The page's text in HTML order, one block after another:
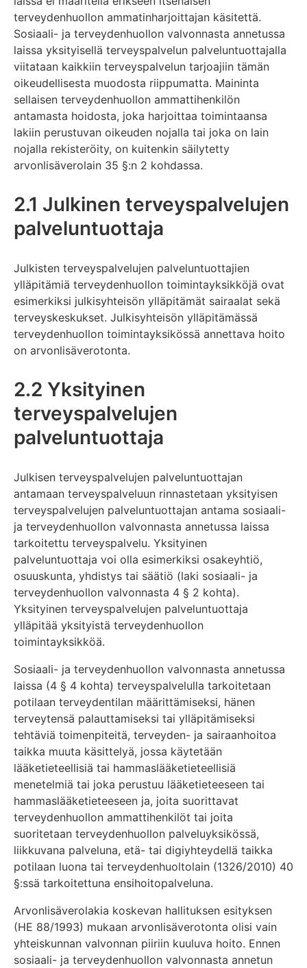
terveydenhuollon ammatinharjoittajan käsitettä.
Sosiaali- ja terveydenhuollon valvonnasta annetussa
laissa yksityisellä terveyspalvelun palveluntuottajalla
viitataan kaikkiin terveyspalvelun tarjoajiin tämän
oikeudellisesta muodosta riippumatta. Maininta
sellaisen terveydenhuollon ammattihenkilön
antamasta hoidosta, joka harjoittaa toimintaansa
lakiin perustuvan oikeuden nojalla tai joka on lain
nojalla rekisteröity, on kuitenkin säilytetty
arvonlisäverolain 35 §:n 2 kohdassa.
2.1 Julkinen terveyspalvelujen
palveluntuottaja
Julkisten terveyspalvelujen palveluntuottajien
ylläpitämiä terveydenhuollon toimintayksikköjä ovat
esimerkiksi julkisyhteisön ylläpitämät sairaalat sekä
terveyskeskukset. Julkisyhteisön ylläpitämässä
terveydenhuollon toimintayksikössä annettava hoito
on arvonlisäverotonta.
2.2 Yksityinen
terveyspalvelujen
palveluntuottaja
Julkisen terveyspalvelujen palveluntuottajan
antamaan terveyspalveluun rinnastetaan yksityisen
terveyspalvelujen palveluntuottajan antama sosiaali-
ja terveydenhuollon valvonnasta annetussa laissa
tarkoitettu terveyspalvelu. Yksityinen
palveluntuottaja voi olla esimerkiksi osakeyhtiö,
osuuskunta, yhdistys tai säätiö (laki sosiaali- ja
terveydenhuollon valvonnasta 4 § 2 kohta).
Yksityinen terveyspalvelujen palveluntuottaja
ylläpitää yksityistä terveydenhuollon
toimintayksikköä.
Sosiaali- ja terveydenhuollon valvonnasta annetussa
laissa (4 § 4 kohta) terveyspalvelulla tarkoitetaan
potilaan terveydentilan määrittämiseksi, hänen
terveytensä palauttamiseksi tai ylläpitämiseksi
tehtäviä toimenpiteitä, terveyden- ja sairaanhoitoa
taikka muuta käsittelyä, jossa käytetään
lääketieteellisiä tai hammaslääketieteellisiä
menetelmiä tai joka perustuu lääketieteeseen tai
hammaslääketieteeseen ja, joita suorittavat
terveydenhuollon ammattihenkilöt tai joita
suoritetaan terveydenhuollon palveluyksikössä,
liikkuvana palveluna, etä- tai digiyhteydellä taikka
potilaan luona tai terveydenhuoltolain (1326/2010) 40
§:ssä tarkoitettuna ensihoitopalveluna.
Arvonlisäverolakia koskevan hallituksen esityksen
(HE 88/1993) mukaan arvonlisäverotonta olisi vain
yhteiskunnan valvonnan piiriin kuuluva hoito. Ennen
sosiaali- ja terveydenhuollon valvonnasta annetun